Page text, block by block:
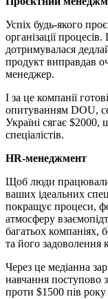
Успіх будь-якого
організації
дотримувалася
продукт виправдав
менеджер.
І за це компанії
опитуванням DOU,
Україні сягає
спеціалістів.
HR-менеджмент
Щоб люди працювали
ваших ідеальних
покращує процеси,
атмосферу
багатьох компаніях,
та його задоволення
Через це медіанна
навчання поступово
проти $1500 пів